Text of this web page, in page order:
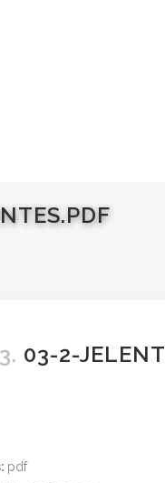
03-2-
pdf